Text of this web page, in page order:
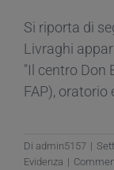
Si riporta di
Livraghi
"Il centro Don
FAP), oratorio
Di admin5157 |
Evidenza |